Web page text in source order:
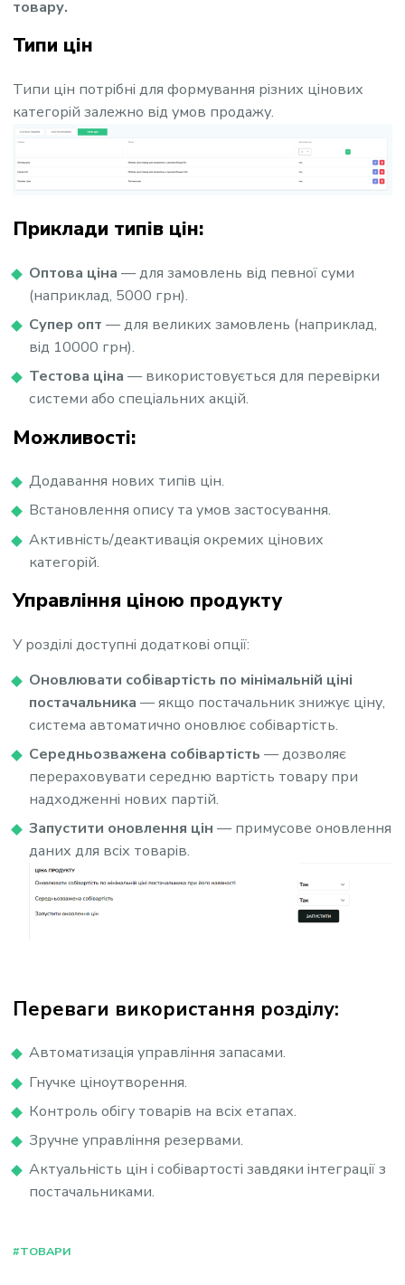
товару.
Типи цін
Типи цін потрібні для формування різних цінових
категорій залежно від умов продажу.
Приклади типів цін:
Оптова ціна — для замовлень від певної суми
(наприклад, 5000 грн).
Супер опт — для великих замовлень (наприклад,
від 10000 грн).
Тестова ціна — використовується для перевірки
системи або спеціальних акцій.
Можливості:
Додавання нових типів цін.
Встановлення опису та умов застосування.
Активність/деактивація окремих цінових
категорій.
Управління ціною продукту
У розділі доступні додаткові опції:
Оновлювати собівартість по мінімальній ціні
постачальника — якщо постачальник знижує ціну,
система автоматично оновлює собівартість.
Середньозважена собівартість — дозволяє
перераховувати середню вартість товару при
надходженні нових партій.
Запустити оновлення цін — примусове оновлення
даних для всіх товарів.
Переваги використання розділу:
Автоматизація управління запасами.
Гнучке ціноутворення.
Контроль обігу товарів на всіх етапах.
Зручне управління резервами.
Актуальність цін і собівартості завдяки інтеграції з
постачальниками.
#ТОВАРИ